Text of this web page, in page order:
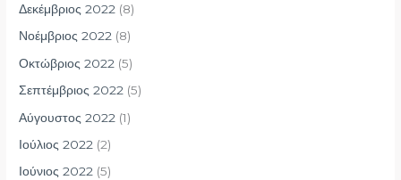
Δεκέμβριος 2022 (8)
Νοέμβριος 2022 (8)
Οκτώβριος 2022 (5)
Σεπτέμβριος 2022 (5)
Αύγουστος 2022 (1)
Ιούλιος 2022 (2)
Ιούνιος 2022 (5)